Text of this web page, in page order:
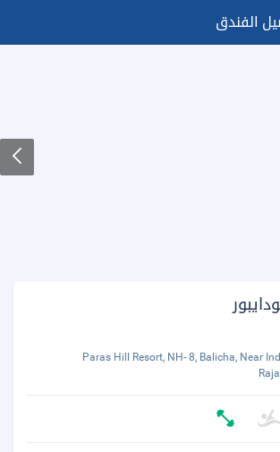
الفندق
Paras Hill Resort, NH- 8, Balicha, Near